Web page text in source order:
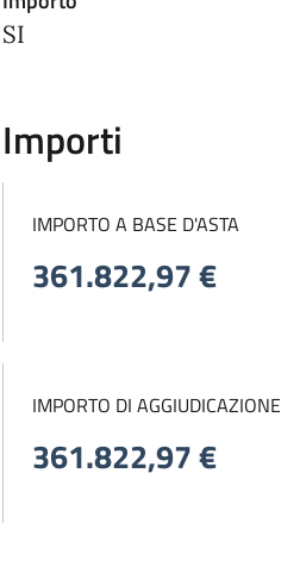
SI
Importi
IMPORTO A BASE D'ASTA
361.822,97 €
IMPORTO DI AGGIUDICAZIONE
361.822,97 €